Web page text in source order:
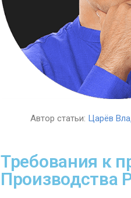
Автор статьи: Царёв
Требования к
Производства